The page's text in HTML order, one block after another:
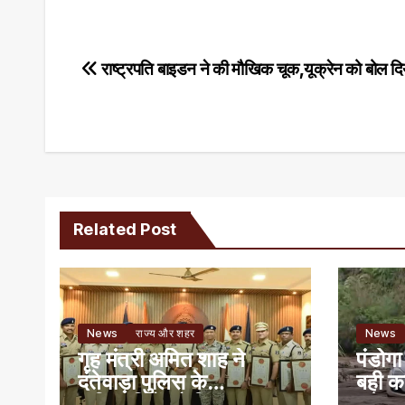
Post
राष्ट्रपति बाइडन ने की मौखिक चूक,यूक्रेन को बोल
Related Post
News राज्य और शहर
गृह मंत्री अमित शाह ने
दंतेवाड़ा पुलिस के
News
बही